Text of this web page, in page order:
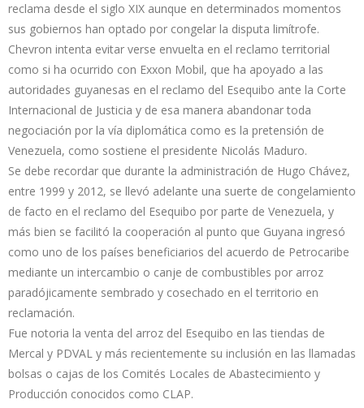
reclama desde el siglo XIX aunque en determinados momentos
sus gobiernos han optado por congelar la disputa limítrofe.
Chevron intenta evitar verse envuelta en el reclamo territorial
como si ha ocurrido con Exxon Mobil, que ha apoyado a las
autoridades guyanesas en el reclamo del Esequibo ante la Corte
Internacional de Justicia y de esa manera abandonar toda
negociación por la vía diplomática como es la pretensión de
Venezuela, como sostiene el presidente Nicolás Maduro.
Se debe recordar que durante la administración de Hugo Chávez,
entre 1999 y 2012, se llevó adelante una suerte de congelamiento
de facto en el reclamo del Esequibo por parte de Venezuela, y
más bien se facilitó la cooperación al punto que Guyana ingresó
como uno de los países beneficiarios del acuerdo de Petrocaribe
mediante un intercambio o canje de combustibles por arroz
paradójicamente sembrado y cosechado en el territorio en
reclamación.
Fue notoria la venta del arroz del Esequibo en las tiendas de
Mercal y PDVAL y más recientemente su inclusión en las llamadas
bolsas o cajas de los Comités Locales de Abastecimiento y
Producción conocidos como CLAP.